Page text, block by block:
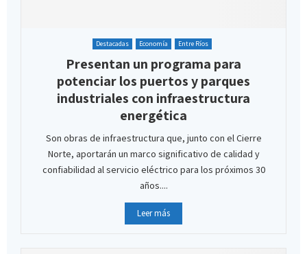
Destacadas Economía Entre Ríos
Presentan un programa para
potenciar los puertos y parques
industriales con infraestructura
energética
Son obras de infraestructura que, junto con el Cierre
Norte, aportarán un marco significativo de calidad y
confiabilidad al servicio eléctrico para los próximos 30
años....
Leer más